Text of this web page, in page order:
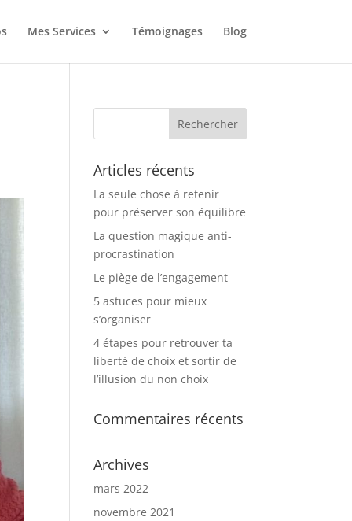
Mes Services Témoignages Blog
Articles récents
La seule chose à retenir
pour préserver son équilibre
La question magique anti-
procrastination
Le piège de l’engagement
5 astuces pour mieux
s’organiser
4 étapes pour retrouver ta
liberté de choix et sortir de
l’illusion du non choix
Commentaires récents
Archives
mars 2022
novembre 2021